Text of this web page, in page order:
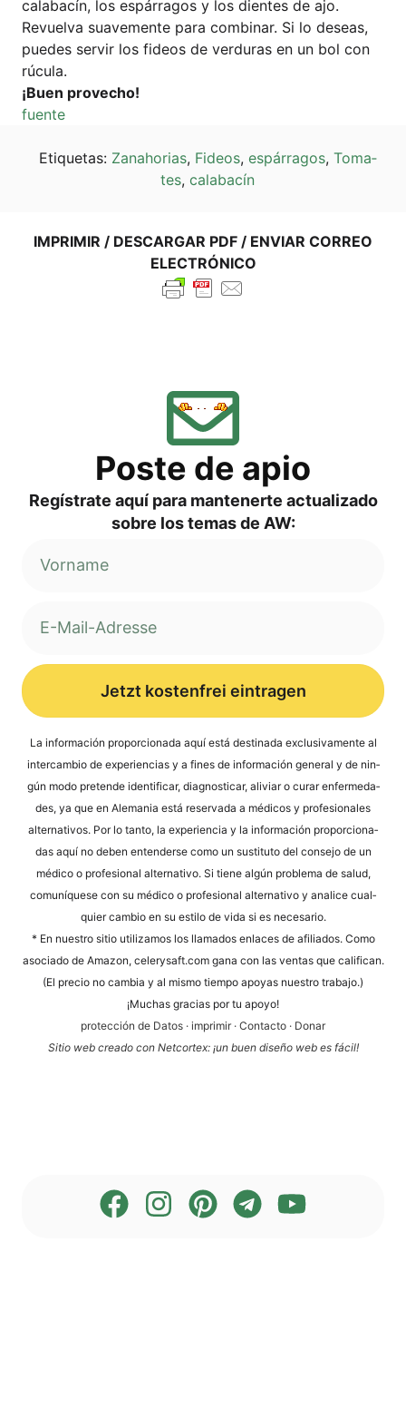
cala­bacín, los espár­ra­gos y los dien­tes de ajo.
Revuel­va sua­ve­men­te para com­bi­nar. Si lo dese­as,
pue­des ser­vir los fide­os de ver­du­ras en un bol con
rúcula.
¡Buen pro­v­echo!
fuen­te
Eti­que­tas: Zan­a­ho­ri­as, Fide­os, espár­ra­gos, Toma­
tes, cala­bacín
IMPRI­MIR / DES­CAR­GAR PDF / ENVI­AR COR­REO
ELECTRÓNICO
Pos­te de apio
Regí­s­tra­te aquí para man­ten­er­te actua­liz­ado
sob­re los temas de AW:
Jetzt kostenfrei eintragen
La infor­mación pro­por­cio­na­da aquí está desti­na­da exclu­si­v­a­men­te al
inter­cam­bio de expe­ri­en­ci­as y a fines de infor­mación gene­ral y de nin­
gún modo pre­ten­de iden­ti­fi­car, dia­gno­sti­car, ali­vi­ar o curar enfer­me­da­
des, ya que en Ale­ma­nia está reser­va­da a méd­icos y pro­fe­sio­na­les
alter­na­tivos. Por lo tan­to, la expe­ri­en­cia y la infor­mación pro­por­cio­na­
das aquí no deben enten­der­se como un susti­tu­to del con­se­jo de un
méd­ico o pro­fe­sio­nal alter­na­tivo. Si tiene algún pro­ble­ma de salud,
comuní­que­se con su méd­ico o pro­fe­sio­nal alter­na­tivo y ana­li­ce cual­
quier cam­bio en su esti­lo de vida si es necesario.
* En nues­tro sitio uti­liz­a­mos los llama­dos enlaces de afi­lia­dos. Como
aso­cia­do de Ama­zon, cele​ry​saft​.com gana con las ven­tas que cali­fi­can.
(El pre­cio no cam­bia y al mis­mo tiem­po apoyas nues­tro trabajo.)
¡Much­as gra­ci­as por tu apoyo!
pro­tección de Datos · impri­mir· Cont­ac­to · Donar
Sitio web cre­a­do con Net­cortex: ¡un buen dise­ño web es fácil!